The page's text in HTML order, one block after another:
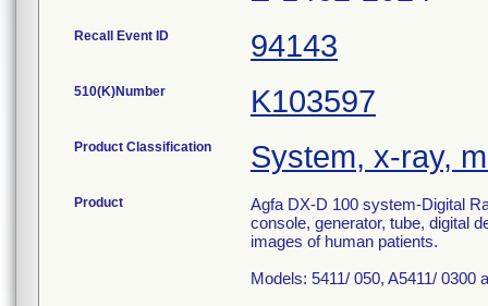
Recall Event ID 94143
510(K)Number K103597
Product Classification System, x-ray,
Product
Agfa DX-D 100 system-Digital
console, generator, tube, digital
images of human patients.
Models: 5411/ 050, A5411/ 0300